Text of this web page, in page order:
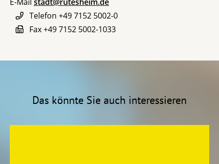
Telefon +49 7152 5002-0
Fax+49 7152 5002-1033
Das könnte Sie auch interessieren